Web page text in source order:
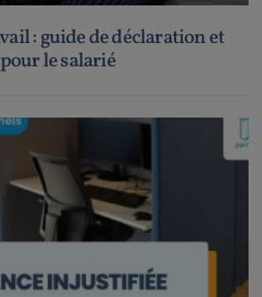
: guide de déclaration et
le salarié